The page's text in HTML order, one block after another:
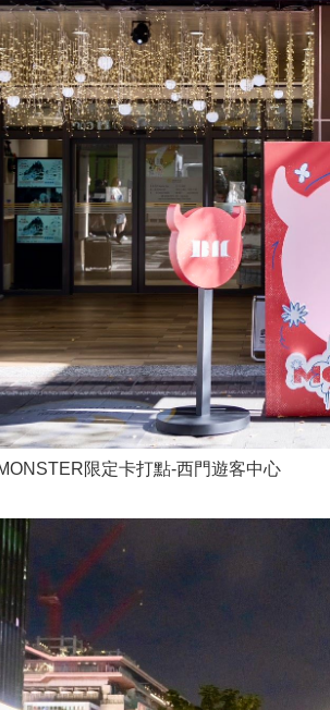
限定卡打點-西門遊客中心